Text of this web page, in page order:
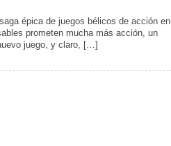
épica de juegos bélicos de acción en
prometen mucha más acción, un
juego, y claro, […]